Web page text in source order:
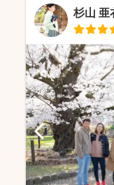
杉山 亜